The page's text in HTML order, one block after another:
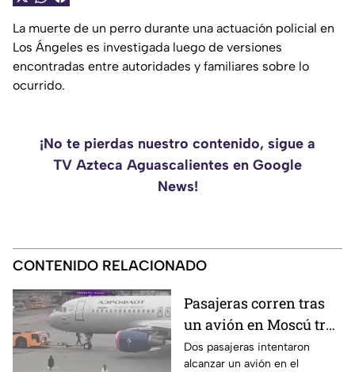
La muerte de un perro durante una actuación policial en
Los Ángeles es investigada luego de versiones
encontradas entre autoridades y familiares sobre lo
ocurrido.
¡No te pierdas nuestro contenido, sigue a
TV Azteca Aguascalientes en Google
News!
CONTENIDO RELACIONADO
Pasajeras corren tras
un avión en Moscú tras
llegar tarde a su vuelo
Dos pasajeras intentaron
alcanzar un avión en el